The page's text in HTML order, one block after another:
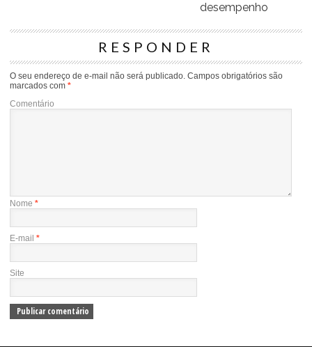
desempenho
RESPONDER
O seu endereço de e-mail não será publicado. Campos obrigatórios são
marcados com *
Comentário
Nome *
E-mail *
Site